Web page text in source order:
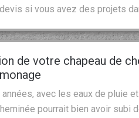
si vous avez des projets
de votre chapeau de
avec les eaux de pluie
pourrait bien avoir subi